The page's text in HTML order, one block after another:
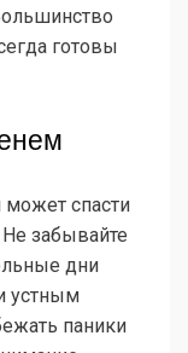
готовы
может спасти
Не забывайте
дни
устным
паники